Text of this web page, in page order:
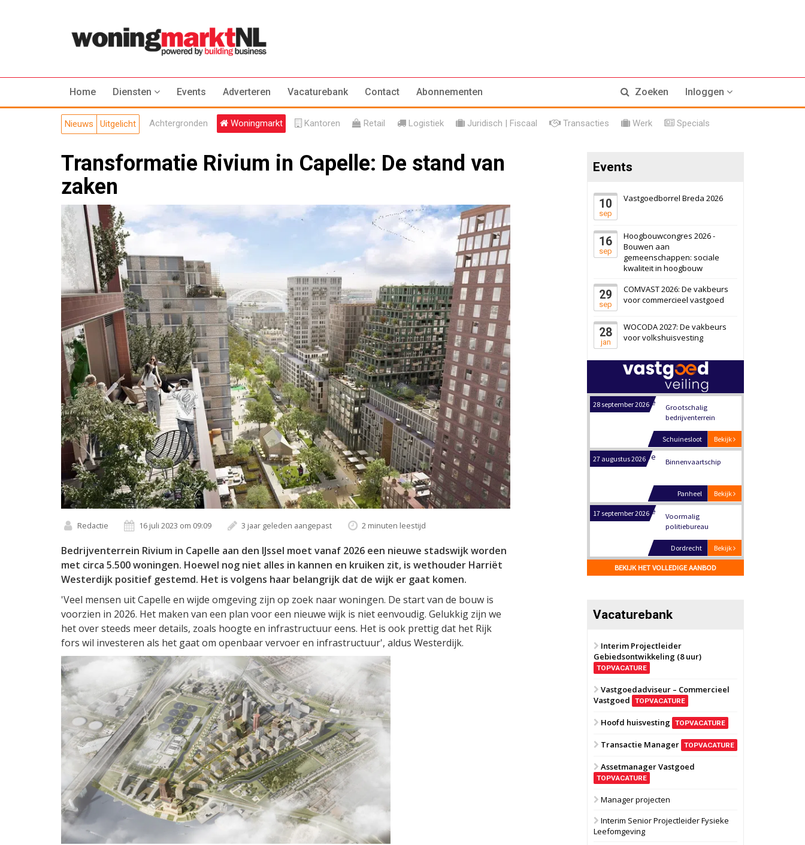
Home Diensten Events Adverteren Vacaturebank Contact Abonnementen Zoeken Inloggen
Nieuws Uitgelicht Achtergronden Woningmarkt Kantoren Retail Logistiek Juridisch | Fiscaal Transacties Werk Specials
Transformatie Rivium in Capelle: De stand van
zaken
Redactie 16 juli 2023 om 09:09 3 jaar geleden aangepast 2 minuten leestijd
Bedrijventerrein Rivium in Capelle aan den IJssel moet vanaf 2026 een nieuwe stadswijk worden
met circa 5.500 woningen. Hoewel nog niet alles in kannen en kruiken zit, is wethouder Harriët
Westerdijk positief gestemd. Het is volgens haar belangrijk dat de wijk er gaat komen.
'Veel mensen uit Capelle en wijde omgeving zijn op zoek naar woningen. De start van de bouw is
voorzien in 2026. Het maken van een plan voor een nieuwe wijk is niet eenvoudig. Gelukkig zijn we
het over steeds meer details, zoals hoogte en infrastructuur eens. Het is ook prettig dat het Rijk
fors wil investeren als het gaat om openbaar vervoer en infrastructuur', aldus Westerdijk.
Events
10
sep
Vastgoedborrel Breda 2026
16
sep
Hoogbouwcongres 2026 -
Bouwen aan
gemeenschappen: sociale
kwaliteit in hoogbouw
29
sep
COMVAST 2026: De vakbeurs
voor commercieel vastgoed
28
jan
WOCODA 2027: De vakbeurs
voor volkshuisvesting
politiebureau
8 september 2026 Zorgcomplex
Zwanenburg
6 oktober 2026 Transformatieobject
Bekijk
Schiedam
22 september 2026
Oranje
28 september 2026
Grootschalig
bedrijventerrein
Bekijk
Schuinesloot
27 augustus 2026 Binnenvaartschip
Bekijk
Panheel
17 september 2026
Voormalig
politiebureau
Bekijk
Dordrecht
17 september 2026
Voormalig
Zaandam
8 september 2026
Schiedam
22 september 2026
Bekijk
Oranje
BEKIJK HET VOLLEDIGE AANBOD
Vacaturebank
Interim Projectleider
Gebiedsontwikkeling (8 uur)
TOPVACATURE
Vastgoedadviseur – Commercieel
Vastgoed
TOPVACATURE
Hoofd huisvesting TOPVACATURE
Transactie Manager TOPVACATURE
Assetmanager Vastgoed
TOPVACATURE
Manager projecten
Interim Senior Projectleider Fysieke
Leefomgeving